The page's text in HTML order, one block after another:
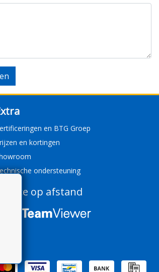
en BTG Groep
en kortingen
ondersteuning
Service op afstand